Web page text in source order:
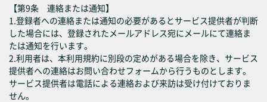
【第9条 連絡または通知】
1.登録者への連絡または通知の必要があるとサービス提供者が判断
した場合には、登録されたメールアドレス宛にメールにて連絡ま
たは通知を行います。
2.利用者は、本利用規約に別段の定めがある場合を除き、サービス
提供者への連絡はお問い合わせフォームから行うものとします。
サービス提供者は電話による連絡および来訪は受け付けておりま
せん。